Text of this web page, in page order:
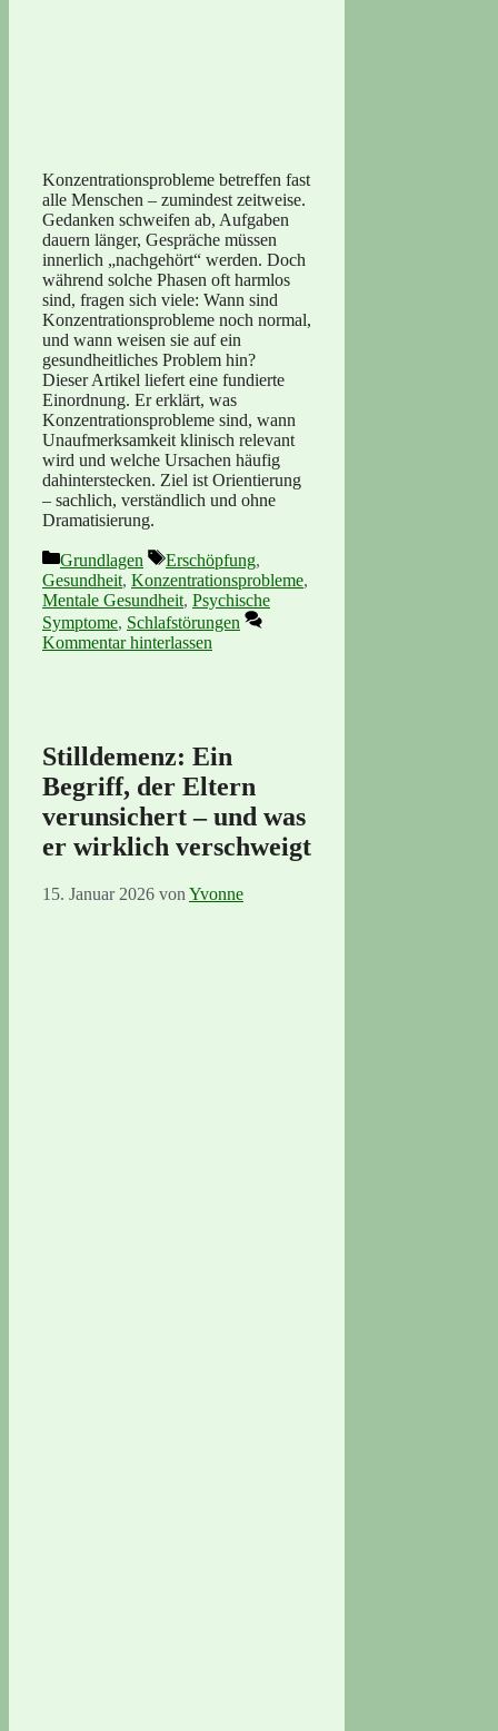
Konzentrationsprobleme betreffen fast
alle Menschen – zumindest zeitweise.
Gedanken schweifen ab, Aufgaben
dauern länger, Gespräche müssen
innerlich „nachgehört“ werden. Doch
während solche Phasen oft harmlos
sind, fragen sich viele: Wann sind
Konzentrationsprobleme noch normal,
und wann weisen sie auf ein
gesundheitliches Problem hin?
Dieser Artikel liefert eine fundierte
Einordnung. Er erklärt, was
Konzentrationsprobleme sind, wann
Unaufmerksamkeit klinisch relevant
wird und welche Ursachen häufig
dahinterstecken. Ziel ist Orientierung
– sachlich, verständlich und ohne
Dramatisierung.
Kategorien
Grundlagen Schlagwörter
Erschöpfung,
Gesundheit, Konzentrationsprobleme,
Mentale Gesundheit, Psychische
Symptome, Schlafstörungen
Kommentar hinterlassen
Stilldemenz: Ein
Begriff, der Eltern
verunsichert – und was
er wirklich verschweigt
15. Januar 2026 von Yvonne